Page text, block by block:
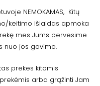
NEMOKAMAS, Kitų
keitimo išlaidas apmoka
mes Jums pervesime
nuo jos gavimo.
prekes kitomis
arba grąžinti Jam